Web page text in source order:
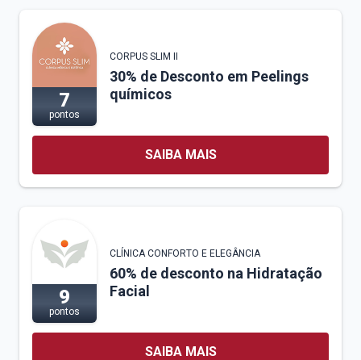
7
pontos
CORPUS SLIM II
30% de Desconto em Peelings
químicos
SAIBA MAIS
9
pontos
CLÍNICA CONFORTO E ELEGÂNCIA
60% de desconto na Hidratação
Facial
SAIBA MAIS